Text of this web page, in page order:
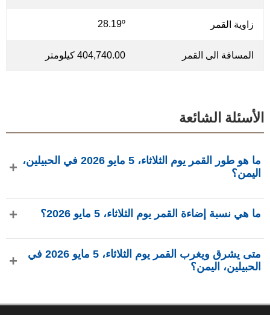
زاوية القمر 28.19º
المسافة الى القمر 404,740.00 كيلومتر
الأسئلة الشائعة
ما هو طور القمر يوم الثلاثاء، 5 مايو 2026 في الحبيلين،
اليمن؟
أحدب متناقص بإضاءة 84.99%، عمره 18.51 يومًا، ويقع في
ما هي نسبة إضاءة القمر يوم الثلاثاء، 5 مايو 2026؟
phasesmoon.com.
متى يشرق ويغرب القمر يوم الثلاثاء، 5 مايو 2026 في
الحبيلين، اليمن؟